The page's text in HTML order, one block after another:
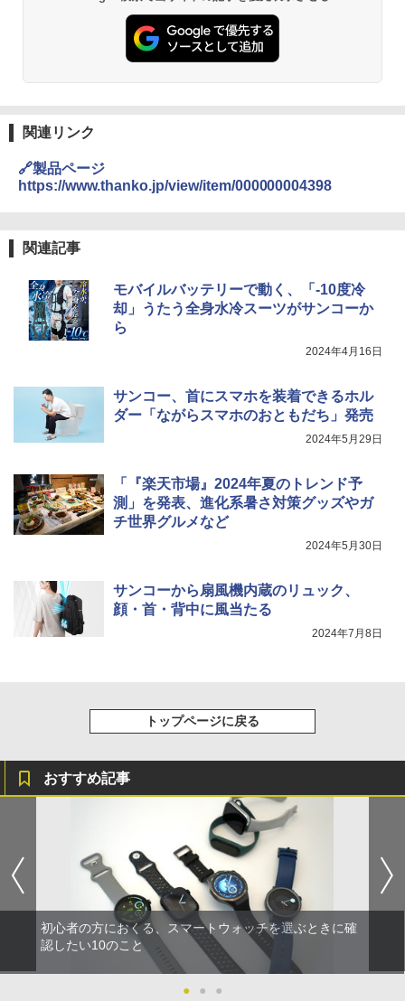
関連リンク
🔗製品ページ
https://www.thanko.jp/view/item/000000004398
関連記事
モバイルバッテリーで動く、「-10度冷
却」うたう全身水冷スーツがサンコーか
ら
2024年4月16日
サンコー、首にスマホを装着できるホル
ダー「ながらスマホのおともだち」発売
2024年5月29日
「『楽天市場』2024年夏のトレンド予
測」を発表、進化系暑さ対策グッズやガ
チ世界グルメなど
2024年5月30日
サンコーから扇風機内蔵のリュック、
顔・首・背中に風当たる
2024年7月8日
トップページに戻る
おすすめ記事
初心者の方におくる、スマートウォッチを選ぶときに確
認したい10のこと
● ● ●